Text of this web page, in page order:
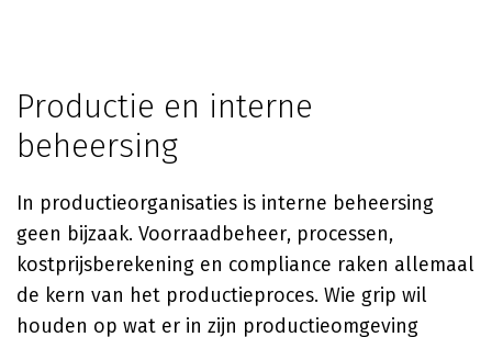
Productie en interne
beheersing
In productieorganisaties is interne beheersing
geen bijzaak. Voorraadbeheer, processen,
kostprijsberekening en compliance raken allemaal
de kern van het productieproces. Wie grip wil
houden op wat er in zijn productieomgeving